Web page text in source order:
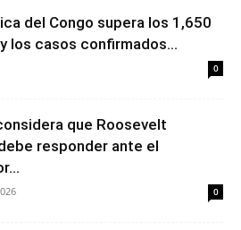
del Congo supera los 1,650
los casos confirmados...
0
que Roosevelt
responder ante el
0